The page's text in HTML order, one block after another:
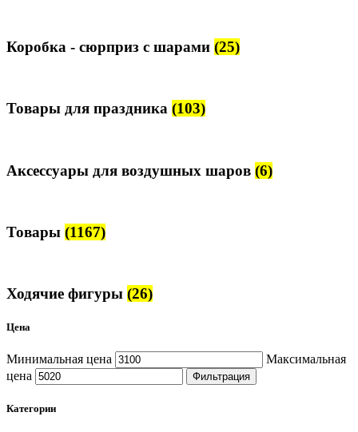
Коробка - сюрприз с шарами (25)
Товары для праздника (103)
Аксессуары для воздушных шаров (6)
Товары (1167)
Ходячие фигуры (26)
Цена
Минимальная цена
Максимальная
цена
Фильтрация
Категории